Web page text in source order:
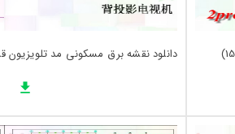
دانلود نقشه برق مسکونی مد تلویزیون